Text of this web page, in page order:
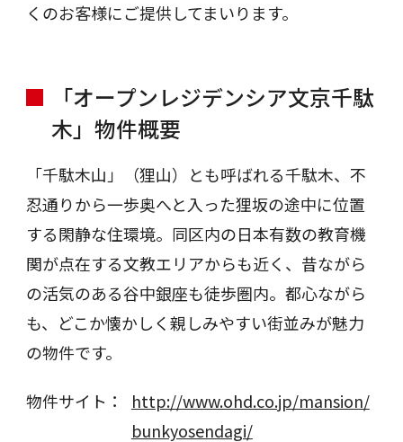
くのお客様にご提供してまいります。
「オープンレジデンシア文京千駄
木」物件概要
「千駄木山」（狸山）とも呼ばれる千駄木、不
忍通りから一歩奥へと入った狸坂の途中に位置
する閑静な住環境。同区内の日本有数の教育機
関が点在する文教エリアからも近く、昔ながら
の活気のある谷中銀座も徒歩圏内。都心ながら
も、どこか懐かしく親しみやすい街並みが魅力
の物件です。
物件サイト：
http://www.ohd.co.jp/mansion/
bunkyosendagi/